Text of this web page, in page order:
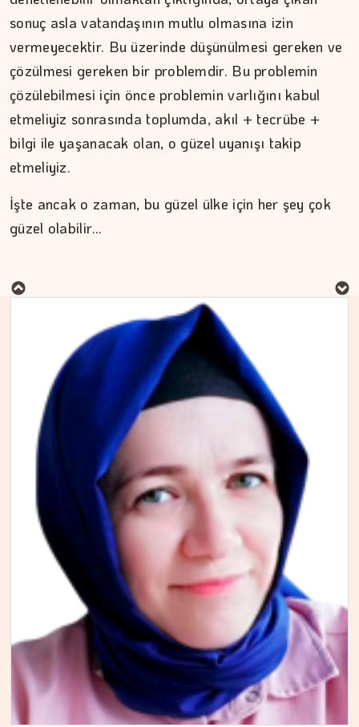
sonuç asla vatandaşının mutlu olmasına izin
vermeyecektir. Bu üzerinde düşünülmesi gereken ve
çözülmesi gereken bir problemdir. Bu problemin
çözülebilmesi için önce problemin varlığını kabul
etmeliyiz sonrasında toplumda, akıl + tecrübe +
bilgi ile yaşanacak olan, o güzel uyanışı takip
etmeliyiz.
İşte ancak o zaman, bu güzel ülke için her şey çok
güzel olabilir…
MURAT DOĞAN